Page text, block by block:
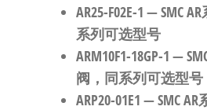
AR25-F02E-1 — SMC
系列可选型号
ARM10F1-18GP-1 —
阀，同系列可选型号
ARP20-01E1 — SMC